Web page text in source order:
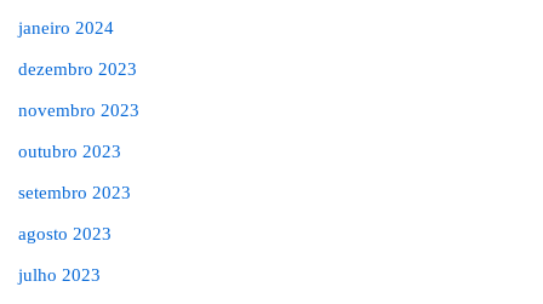
janeiro 2024
dezembro 2023
novembro 2023
outubro 2023
setembro 2023
agosto 2023
julho 2023